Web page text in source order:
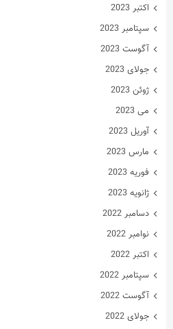
اکتبر 2023
سپتامبر 2023
آگوست 2023
جولای 2023
ژوئن 2023
می 2023
آوریل 2023
مارس 2023
فوریه 2023
ژانویه 2023
دسامبر 2022
نوامبر 2022
اکتبر 2022
سپتامبر 2022
آگوست 2022
جولای 2022